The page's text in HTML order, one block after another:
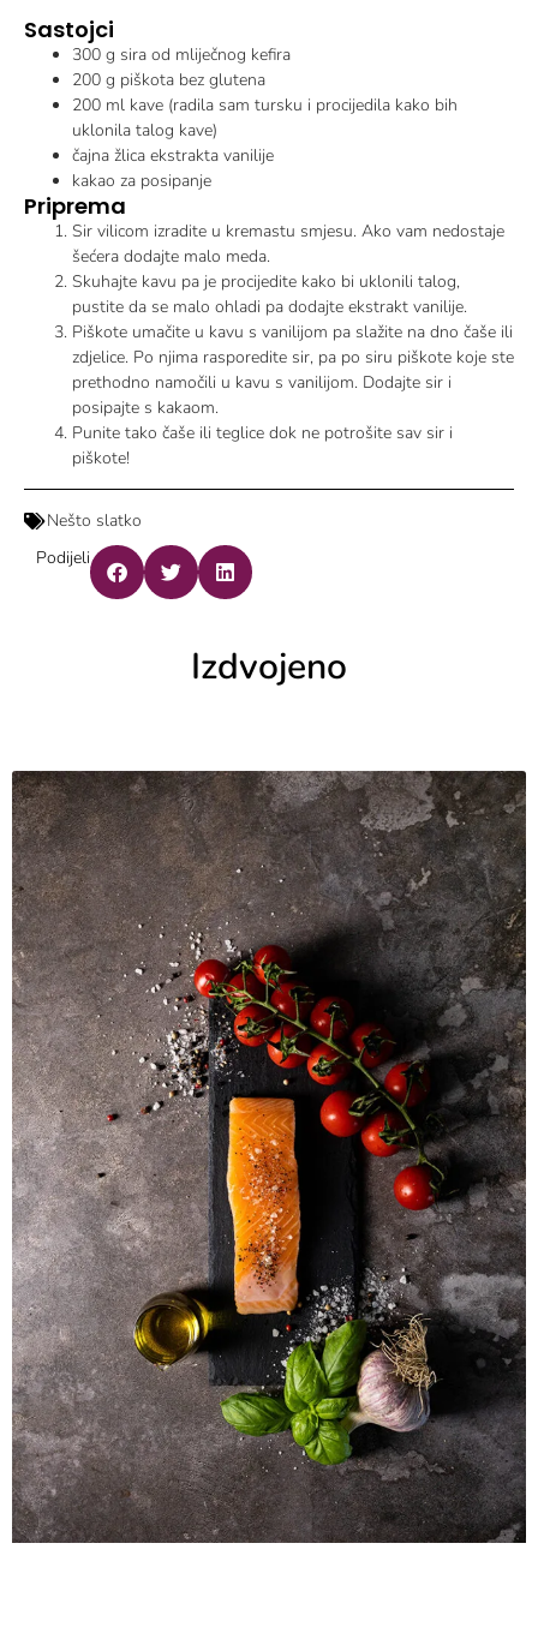
Sastojci
300 g sira od mliječnog kefira
200 g piškota bez glutena
200 ml kave (radila sam tursku i procijedila kako bih
uklonila talog kave)
čajna žlica ekstrakta vanilije
kakao za posipanje
Priprema
Sir vilicom izradite u kremastu smjesu. Ako vam nedostaje
šećera dodajte malo meda.
Skuhajte kavu pa je procijedite kako bi uklonili talog,
pustite da se malo ohladi pa dodajte ekstrakt vanilije.
Piškote umačite u kavu s vanilijom pa slažite na dno čaše ili
zdjelice. Po njima rasporedite sir, pa po siru piškote koje ste
prethodno namočili u kavu s vanilijom. Dodajte sir i
posipajte s kakaom.
Punite tako čaše ili teglice dok ne potrošite sav sir i
piškote!
Nešto slatko
Podijeli
Izdvojeno